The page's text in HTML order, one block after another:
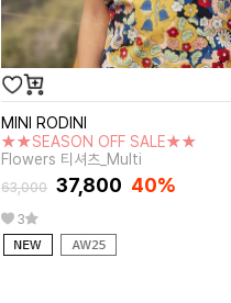
MINI RODINI
★★SEASON OFF SALE★★
Flowers 티셔츠_Multi
63,000 37,800 40%
3